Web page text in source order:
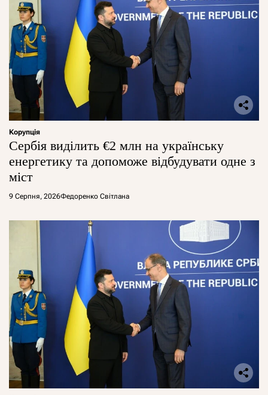
Корупція
Сербія виділить €2 млн на українську
енергетику та допоможе відбудувати одне з
міст
9 Серпня, 2026Федоренко Світлана